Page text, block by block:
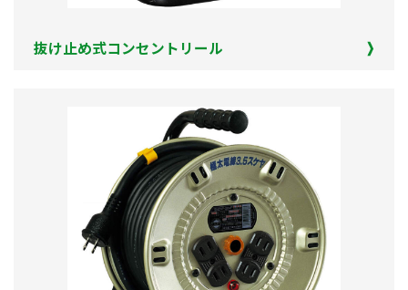
抜け止め式コンセントリール